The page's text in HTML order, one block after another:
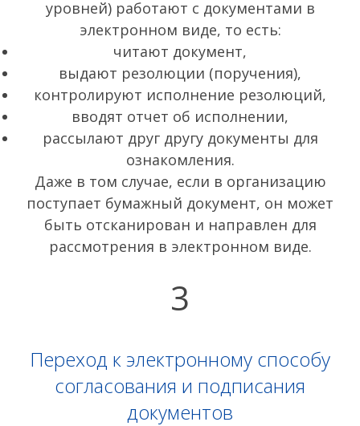
уровней) работают с документами в
электронном виде, то есть:
читают документ,
выдают резолюции (поручения),
контролируют исполнение резолюций,
вводят отчет об исполнении,
рассылают друг другу документы для
ознакомления.
Даже в том случае, если в организацию
поступает бумажный документ, он может
быть отсканирован и направлен для
рассмотрения в электронном виде.
3
Переход к электронному способу
согласования и подписания
документов